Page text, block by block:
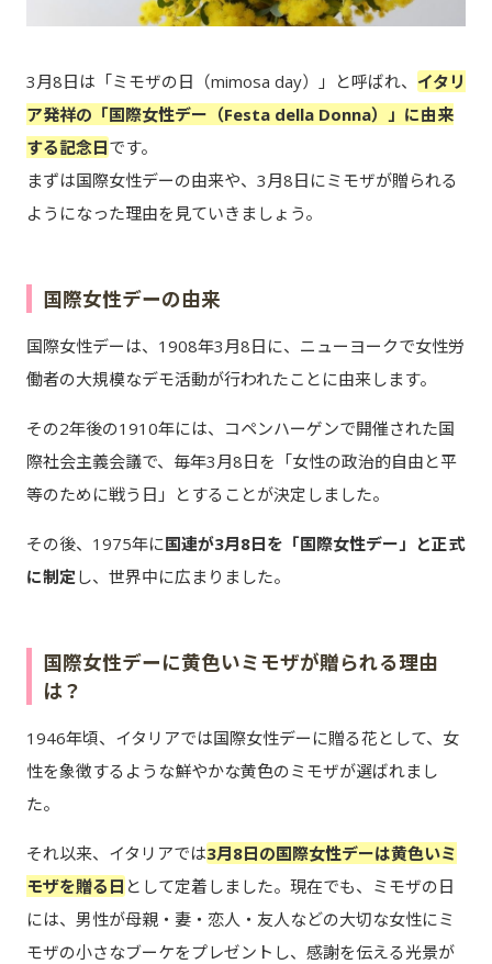
3月8日は「ミモザの日（mimosa day）」と呼ばれ、 イタリ
ア発祥の「国際女性デー（Festa della Donna）」に由来
する記念日です。
まずは国際女性デーの由来や、3月8日にミモザが贈られる
ようになった理由を見ていきましょう。
国際女性デーの由来
国際女性デーは、1908年3月8日に、ニューヨークで女性労
働者の大規模なデモ活動が行われたことに由来します。
その2年後の1910年には、コペンハーゲンで開催された国
際社会主義会議で、毎年3月8日を「女性の政治的自由と平
等のために戦う日」とすることが決定しました。
その後、1975年に国連が3月8日を「国際女性デー」と正式
に制定 し、世界中に広まりました。
国際女性デーに黄色いミモザが贈られる理由
は？
1946年頃、イタリアでは国際女性デーに贈る花として、女
性を象徴するような鮮やかな黄色のミモザが選ばれまし
た。
それ以来、イタリアでは3月8日の国際女性デーは黄色いミ
モザを贈る日 として定着しました。現在でも、ミモザの日
には、男性が母親・妻・恋人・友人などの大切な女性にミ
モザの小さなブーケをプレゼントし、感謝を伝える光景が